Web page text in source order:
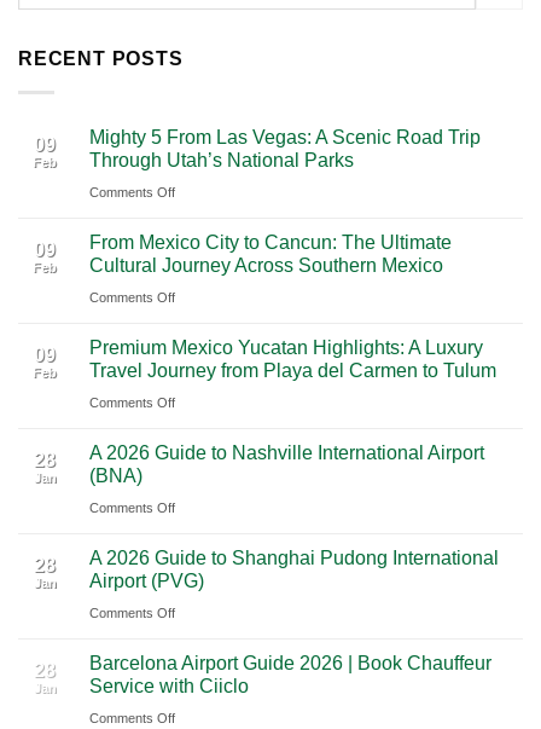
RECENT POSTS
09
Feb
Mighty 5 From Las Vegas: A Scenic Road Trip
Through Utah’s National Parks
Comments Offon
5
From
Las
A
Scenic
Road
Through
National
09
Feb
From Mexico City to Cancun: The Ultimate
Cultural Journey Across Southern Mexico
Comments Offon
Mexico
City
to
The
Cultural
Across
Southern
Mexico
09
Feb
Premium Mexico Yucatan Highlights: A Luxury
Travel Journey from Playa del Carmen to Tulum
Comments Offon
Mexico
Highlights:
Luxury
Travel
Journey
Playa
del
Carmen
28
Jan
A 2026 Guide to Nashville International Airport
(BNA)
Comments Offon
2026
Guide
to
International
Airport
(BNA)
28
Jan
A 2026 Guide to Shanghai Pudong International
Airport (PVG)
Comments Offon
2026
Guide
to
28
Jan
Barcelona Airport Guide 2026 | Book Chauffeur
Service with Ciiclo
Comments Offon